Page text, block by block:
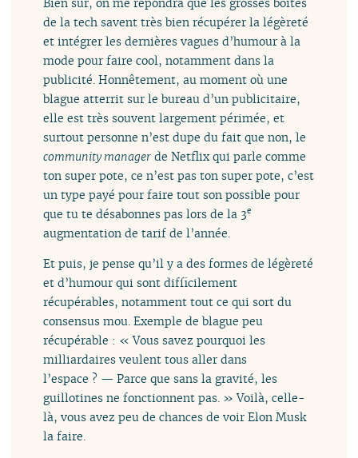
de la tech savent très bien récupérer la légèreté
et intégrer les dernières vagues d’humour à la
mode pour faire cool, notamment dans la
publicité. Honnêtement, au moment où une
blague atterrit sur le bureau d’un publicitaire,
elle est très souvent largement périmée, et
surtout personne n’est dupe du fait que non, le
community manager de Netflix qui parle comme
ton super pote, ce n’est pas ton super pote, c’est
un type payé pour faire tout son possible pour
que tu te désabonnes pas lors de la 3e
augmentation de tarif de l’année.
Et puis, je pense qu’il y a des formes de légèreté
et d’humour qui sont difficilement
récupérables, notamment tout ce qui sort du
consensus mou. Exemple de blague peu
récupérable : « Vous savez pourquoi les
milliardaires veulent tous aller dans
l’espace ? — Parce que sans la gravité, les
guillotines ne fonctionnent pas. » Voilà, celle-
là, vous avez peu de chances de voir Elon Musk
la faire.